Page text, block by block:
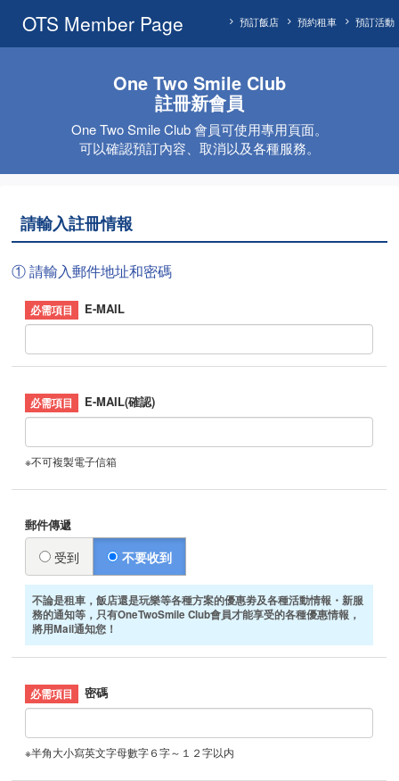
OTS Member Page 預訂活動
預約租車
預訂飯店
One Two Smile Club
註冊新會員
One Two Smile Club 會員可使用專用頁面。
可以確認預訂內容、取消以及各種服務。
請輸入註冊情報
① 請輸入郵件地址和密碼
E-MAIL
E-MAIL(確認)
※不可複製電子信箱
郵件傳遞
受到 不要收到
不論是租車，飯店還是玩樂等各種方案的優惠劵及各種活動情報・新服
務的通知等，只有OneTwoSmile Club會員才能享受的各種優惠情報，
將用Mail通知您！
密碼
※半角大小寫英文字母數字６字～１２字以内